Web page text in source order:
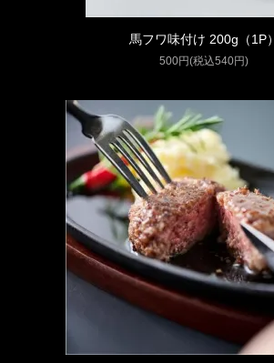
馬フワ味付け 200g（1P）
500円(税込540円)